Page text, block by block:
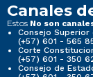
Canales
Estos No son
Consejo
(+57) 601 - 565
Corte
(+57) 601 - 350
Consejo de